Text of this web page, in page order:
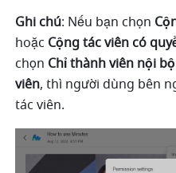
Ghi chú: Nếu bạn chọn
hoặc Cộng tác viên có
chọn Chỉ thành viên nội
viên, thì người dùng bên
tác viên.